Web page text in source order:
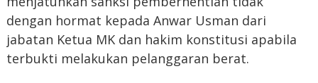
dengan hormat kepada Anwar Usman dari
jabatan Ketua MK dan hakim konstitusi apabila
terbukti melakukan pelanggaran berat.